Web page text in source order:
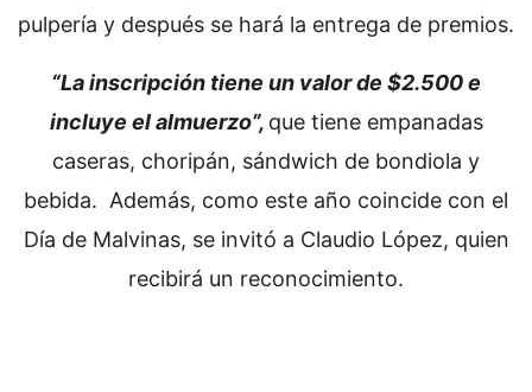
pulpería y después se hará la entrega de premios.
“La inscripción tiene un valor de $2.500 e
incluye el almuerzo”, que tiene empanadas
caseras, choripán, sándwich de bondiola y
bebida. Además, como este año coincide con el
Día de Malvinas, se invitó a Claudio López, quien
recibirá un reconocimiento.